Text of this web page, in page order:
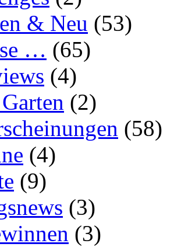
& Neu (53)
… (65)
(4)
(2)
(58)
(4)
(9)
(3)
(3)